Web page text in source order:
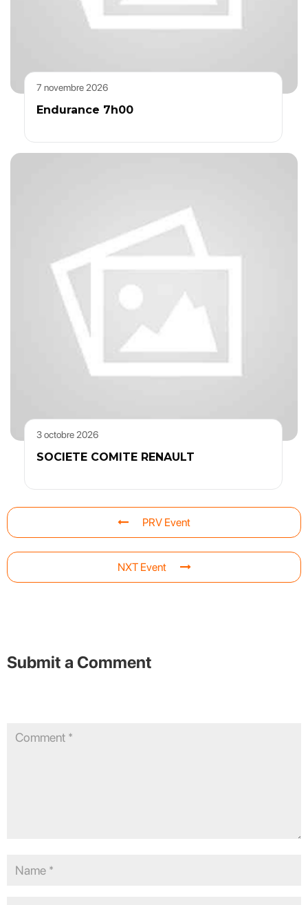
7 novembre 2026
Endurance 7h00
3 octobre 2026
SOCIETE COMITE RENAULT
PRV Event
NXT Event
Submit a Comment